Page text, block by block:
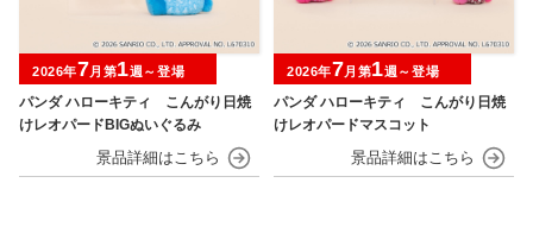
パンダ ハローキティ こんがり日焼
けレオパードBIGぬいぐるみ
2026年7月第1週～登場
パンダ ハローキティ こんがり日焼
けレオパードマスコット
2026年7月第1週～登場